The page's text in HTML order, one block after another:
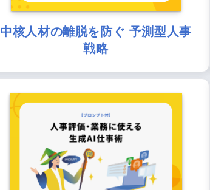
中核人材の離脱を防ぐ 予測型人事
戦略